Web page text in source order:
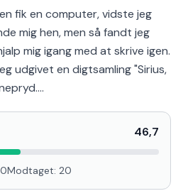
fik en computer, vidste jeg
mig hen, men så fandt jeg
mig igang med at skrive igen.
udgivet en digtsamling "Sirius,
46,7
Modtaget: 20